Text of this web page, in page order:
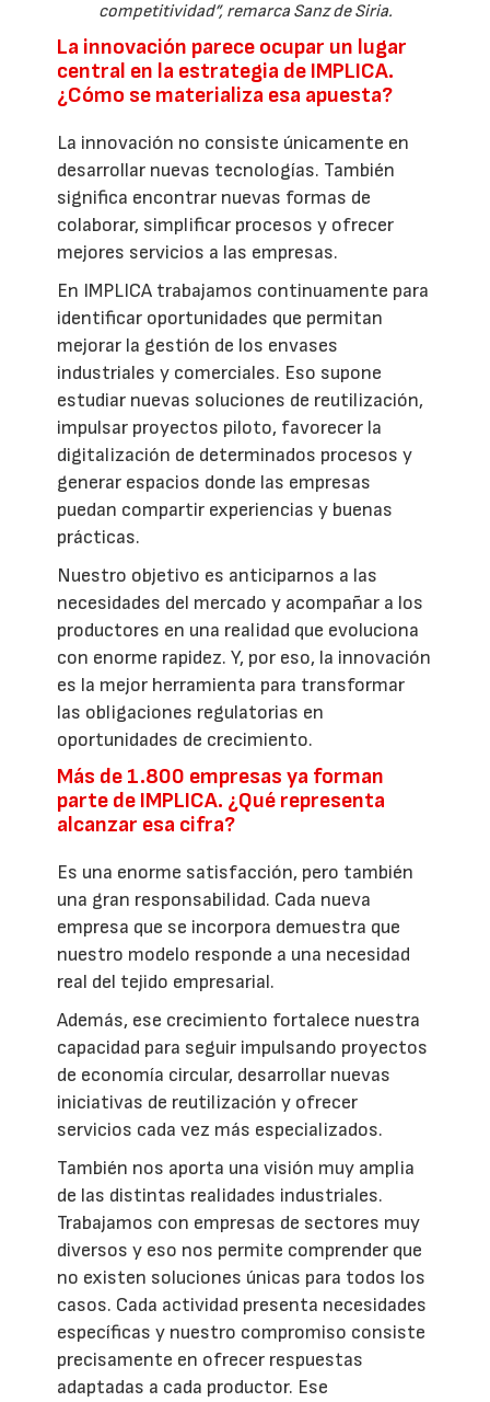
competitividad”, remarca Sanz de Siria.
La innovación parece ocupar un lugar
central en la estrategia de IMPLICA.
¿Cómo se materializa esa apuesta?
La innovación no consiste únicamente en
desarrollar nuevas tecnologías. También
significa encontrar nuevas formas de
colaborar, simplificar procesos y ofrecer
mejores servicios a las empresas.
En IMPLICA trabajamos continuamente para
identificar oportunidades que permitan
mejorar la gestión de los envases
industriales y comerciales. Eso supone
estudiar nuevas soluciones de reutilización,
impulsar proyectos piloto, favorecer la
digitalización de determinados procesos y
generar espacios donde las empresas
puedan compartir experiencias y buenas
prácticas.
Nuestro objetivo es anticiparnos a las
necesidades del mercado y acompañar a los
productores en una realidad que evoluciona
con enorme rapidez. Y, por eso, la innovación
es la mejor herramienta para transformar
las obligaciones regulatorias en
oportunidades de crecimiento.
Más de 1.800 empresas ya forman
parte de IMPLICA. ¿Qué representa
alcanzar esa cifra?
Es una enorme satisfacción, pero también
una gran responsabilidad. Cada nueva
empresa que se incorpora demuestra que
nuestro modelo responde a una necesidad
real del tejido empresarial.
Además, ese crecimiento fortalece nuestra
capacidad para seguir impulsando proyectos
de economía circular, desarrollar nuevas
iniciativas de reutilización y ofrecer
servicios cada vez más especializados.
También nos aporta una visión muy amplia
de las distintas realidades industriales.
Trabajamos con empresas de sectores muy
diversos y eso nos permite comprender que
no existen soluciones únicas para todos los
casos. Cada actividad presenta necesidades
específicas y nuestro compromiso consiste
precisamente en ofrecer respuestas
adaptadas a cada productor. Ese